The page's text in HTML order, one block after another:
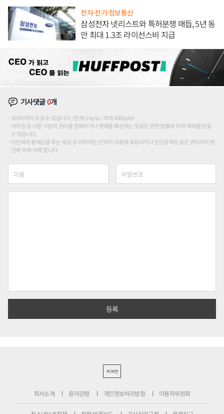
전자·전기·정보통신
삼성전자 넷리스트와 특허분쟁 매듭, 5년 동
안 최대 1.3조 라이선스비 지급
기사댓글0개
200자까지 쓰실 수 있습니다. (현재 0 byte / 최대 400byte)
저작권 등 다른 사람의 권리를 침해하거나 명예를 훼손하는 댓글은 관련 법률에 의해 제재를 받을
수 있습니다.
타인에게 불쾌감을 주는 욕설 등 비하하는 단어가 내용에 포함되거나 인신공격성 글은 관리자의 판
단에 의해 삭제 합니다.
PC버전
회사소개 윤리강령 개인정보처리방침 이용자위원회